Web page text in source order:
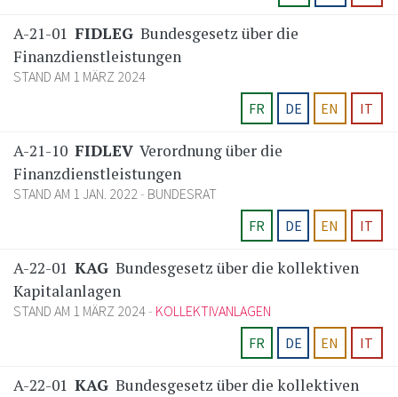
A-21-01 FIDLEG Bundesgesetz über die
Finanzdienstleistungen
STAND AM 1 MÄRZ 2024
FR
DE EN IT
A-21-10 FIDLEV Verordnung über die
Finanzdienstleistungen
STAND AM 1 JAN. 2022 BUNDESRAT
FR
DE EN IT
A-22-01 KAG Bundesgesetz über die kollektiven
Kapitalanlagen
STAND AM 1 MÄRZ 2024 KOLLEKTIVANLAGEN
FR
DE EN IT
A-22-01 KAG Bundesgesetz über die kollektiven